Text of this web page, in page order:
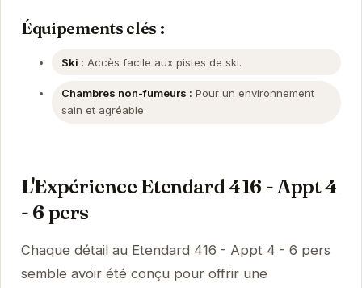
Équipements clés :
Ski : Accès facile aux pistes de ski.
Chambres non-fumeurs : Pour un environnement
sain et agréable.
L'Expérience Etendard 416 - Appt 4
- 6 pers
Chaque détail au Etendard 416 - Appt 4 - 6 pers
semble avoir été conçu pour offrir une